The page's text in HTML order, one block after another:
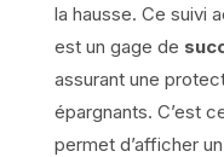
la hausse. Ce suivi
est un gage de
assurant une
épargnants. C’est
permet d’afficher